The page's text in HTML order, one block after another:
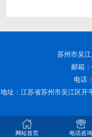
苏州市吴
邮箱
电话
地址：江苏省苏州市吴江区开
网站首页 电话咨询